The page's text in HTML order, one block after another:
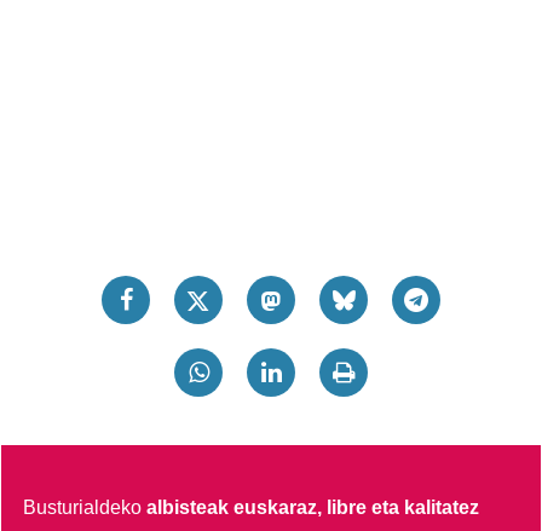
Busturialdekoalbisteak euskaraz, libre eta kalitatez